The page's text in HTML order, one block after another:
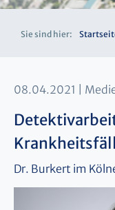
Sie sind hier:
08.04.2021
Dr. Burkert im